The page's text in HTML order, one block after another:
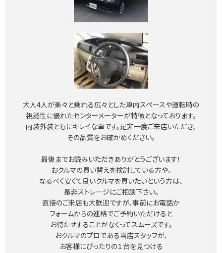
大人4人が楽々と乗れる広々とした車内スペースや運転時の
視認性に優れたセンターメーターが特徴となっております。
内装外装ともにキレイな車です。是非一度ご来店いただき、
その品質をお確かめください。
最後までお読みいただきありがとうございます！
おクルマの買い替えを検討している方や、
なるべく安くて良いクルマを買いたいという方は、
是非ストレージにご相談下さい。
直接のご来店も大歓迎ですが、事前にお電話か
フォームからの連絡でご予約いただけると
お待たせすることがなくってスムーズです。
おクルマのプロである当店スタッフが、
お客様にぴったりの１台を見つける